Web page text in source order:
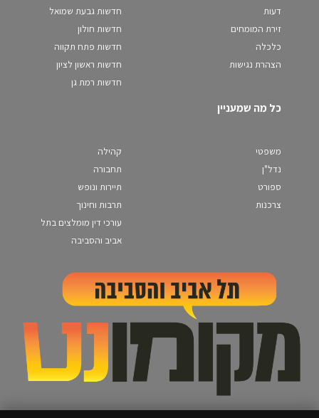
דעות
זירת המומחים
כלכלה
הצהרת נגישות
חדשות גבעת שמואל
חדשות חולון
חדשות פתח תקווה
חדשות ראשון לציון
חדשות רמת גן
כל מה שמעניין
משפטי
נדל"ן
ספורט
צרכנות
קהילה
תחבורה
תיירות ונופש
תרבות וחינוך
עורכי דין מומלצים בתל
אביב והסביבה